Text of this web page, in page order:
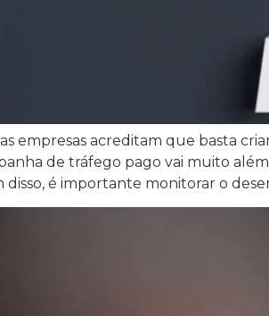
empresas acreditam que basta
de tráfego pago vai muito
disso, é importante monitorar o